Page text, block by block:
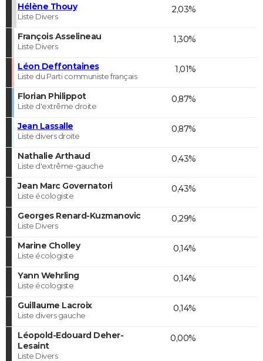
Hélène Thouy
Liste Divers
2,03%
François Asselineau
Liste Divers
1,30%
Léon Deffontaines
Liste du Parti communiste français
1,01%
Florian Philippot
Liste d'extrême droite
0,87%
Jean Lassalle
Liste divers droite
0,87%
Nathalie Arthaud
Liste d'extrême-gauche
0,43%
Jean Marc Governatori
Liste écologiste
0,43%
Georges Renard-Kuzmanovic
Liste Divers
0,29%
Marine Cholley
Liste écologiste
0,14%
Yann Wehrling
Liste écologiste
0,14%
Guillaume Lacroix
Liste divers gauche
0,14%
Léopold-Edouard Deher-
Lesaint
Liste Divers
0,00%